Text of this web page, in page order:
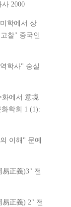
2000
학에서 상
찰" 중국인
학사" 숭실
화에서 意境
학회 1 (1):
이해" 문예
易正義)3" 전
正義) 2" 전